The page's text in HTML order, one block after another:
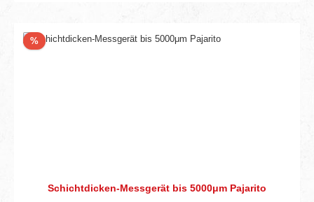
%Rabatt
Schichtdicken-Messgerät bis 5000μm Pajarito